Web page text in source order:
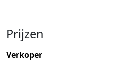
Prijzen
Verkoper